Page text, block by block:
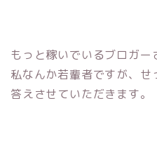
もっと稼いでいるブロガ
私なんか若輩者ですが、
答えさせていただきます。